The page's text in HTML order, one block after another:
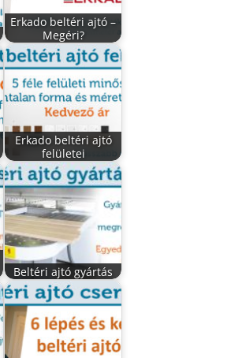
Erkado beltéri ajtó –
Megéri?
Erkado beltéri ajtó
felületei
Beltéri ajtó gyártás